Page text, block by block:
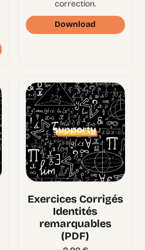
correction.
Download
Exercices Corrigés
Identités
remarquables
(PDF)